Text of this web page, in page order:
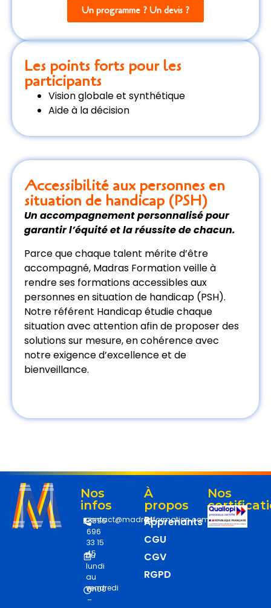
Un programme ? Un devis ?
Les points forts pour les
participants
Vision globale et synthétique
Aide à la décision
Accessibilité aux personnes en
situation de handicap (PSH)
Un accompagnement personnalisé pour
garantir l’équité et la réussite de chacun.
Parce que chaque talent mérite d’être
accompagné, Madras Formation veille à
rendre ses formations accessibles aux
personnes en situation de handicap (PSH).
Notre référent Handicap étudie chaque
situation avec attention afin de proposer des
solutions sur mesure, en cohérence avec
notre exigence d’excellence et de
bienveillance.
Nos
infos
contact@madrasformation.com
+596
696
33 15
45
Du
lundi
au
vendredi
8h00
–
À
propos
RI
Apprenants
CGU
CGV
RGPD
Nos